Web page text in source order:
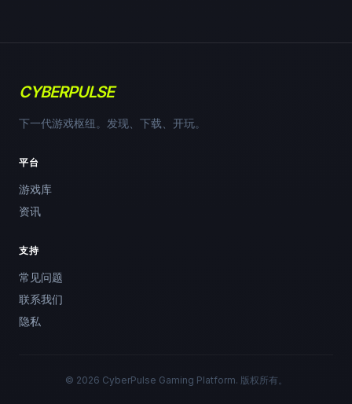
CYBERPULSE
下一代游戏枢纽。发现、下载、开玩。
平台
游戏库
资讯
支持
常见问题
联系我们
隐私
© 2026 CyberPulse Gaming Platform. 版权所有。